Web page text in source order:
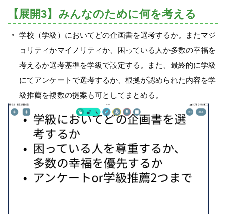
【展開3】みんなのために何を考える
学校（学級）においてどの企画書を選考するか。またマジ
ョリティかマイノリティか、困っている人か多数の幸福を
考えるか選考基準を学級で設定する。また、最終的に学級
にてアンケートで選考するか、根拠が認められた内容を学
級推薦を複数の提案も可としてまとめる。